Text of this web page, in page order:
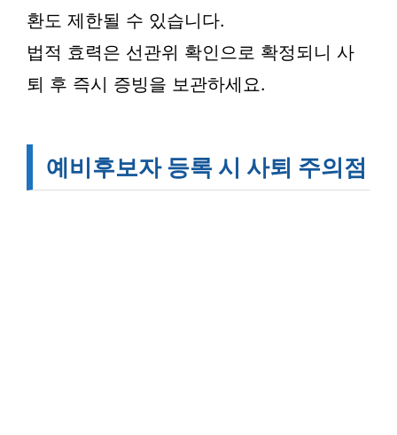
환도 제한될 수 있습니다.
법적 효력은 선관위 확인으로 확정되니 사
퇴 후 즉시 증빙을 보관하세요.
예비후보자 등록 시 사퇴 주의점